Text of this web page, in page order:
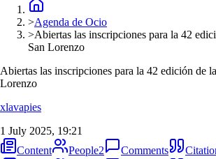
>Agenda de Ocio
>Abiertas las inscripciones para la 42
San Lorenzo
Abiertas las inscripciones para la 42 edición de
Lorenzo
xlavapies
1 July 2025, 19:21
Content
People2 Comments